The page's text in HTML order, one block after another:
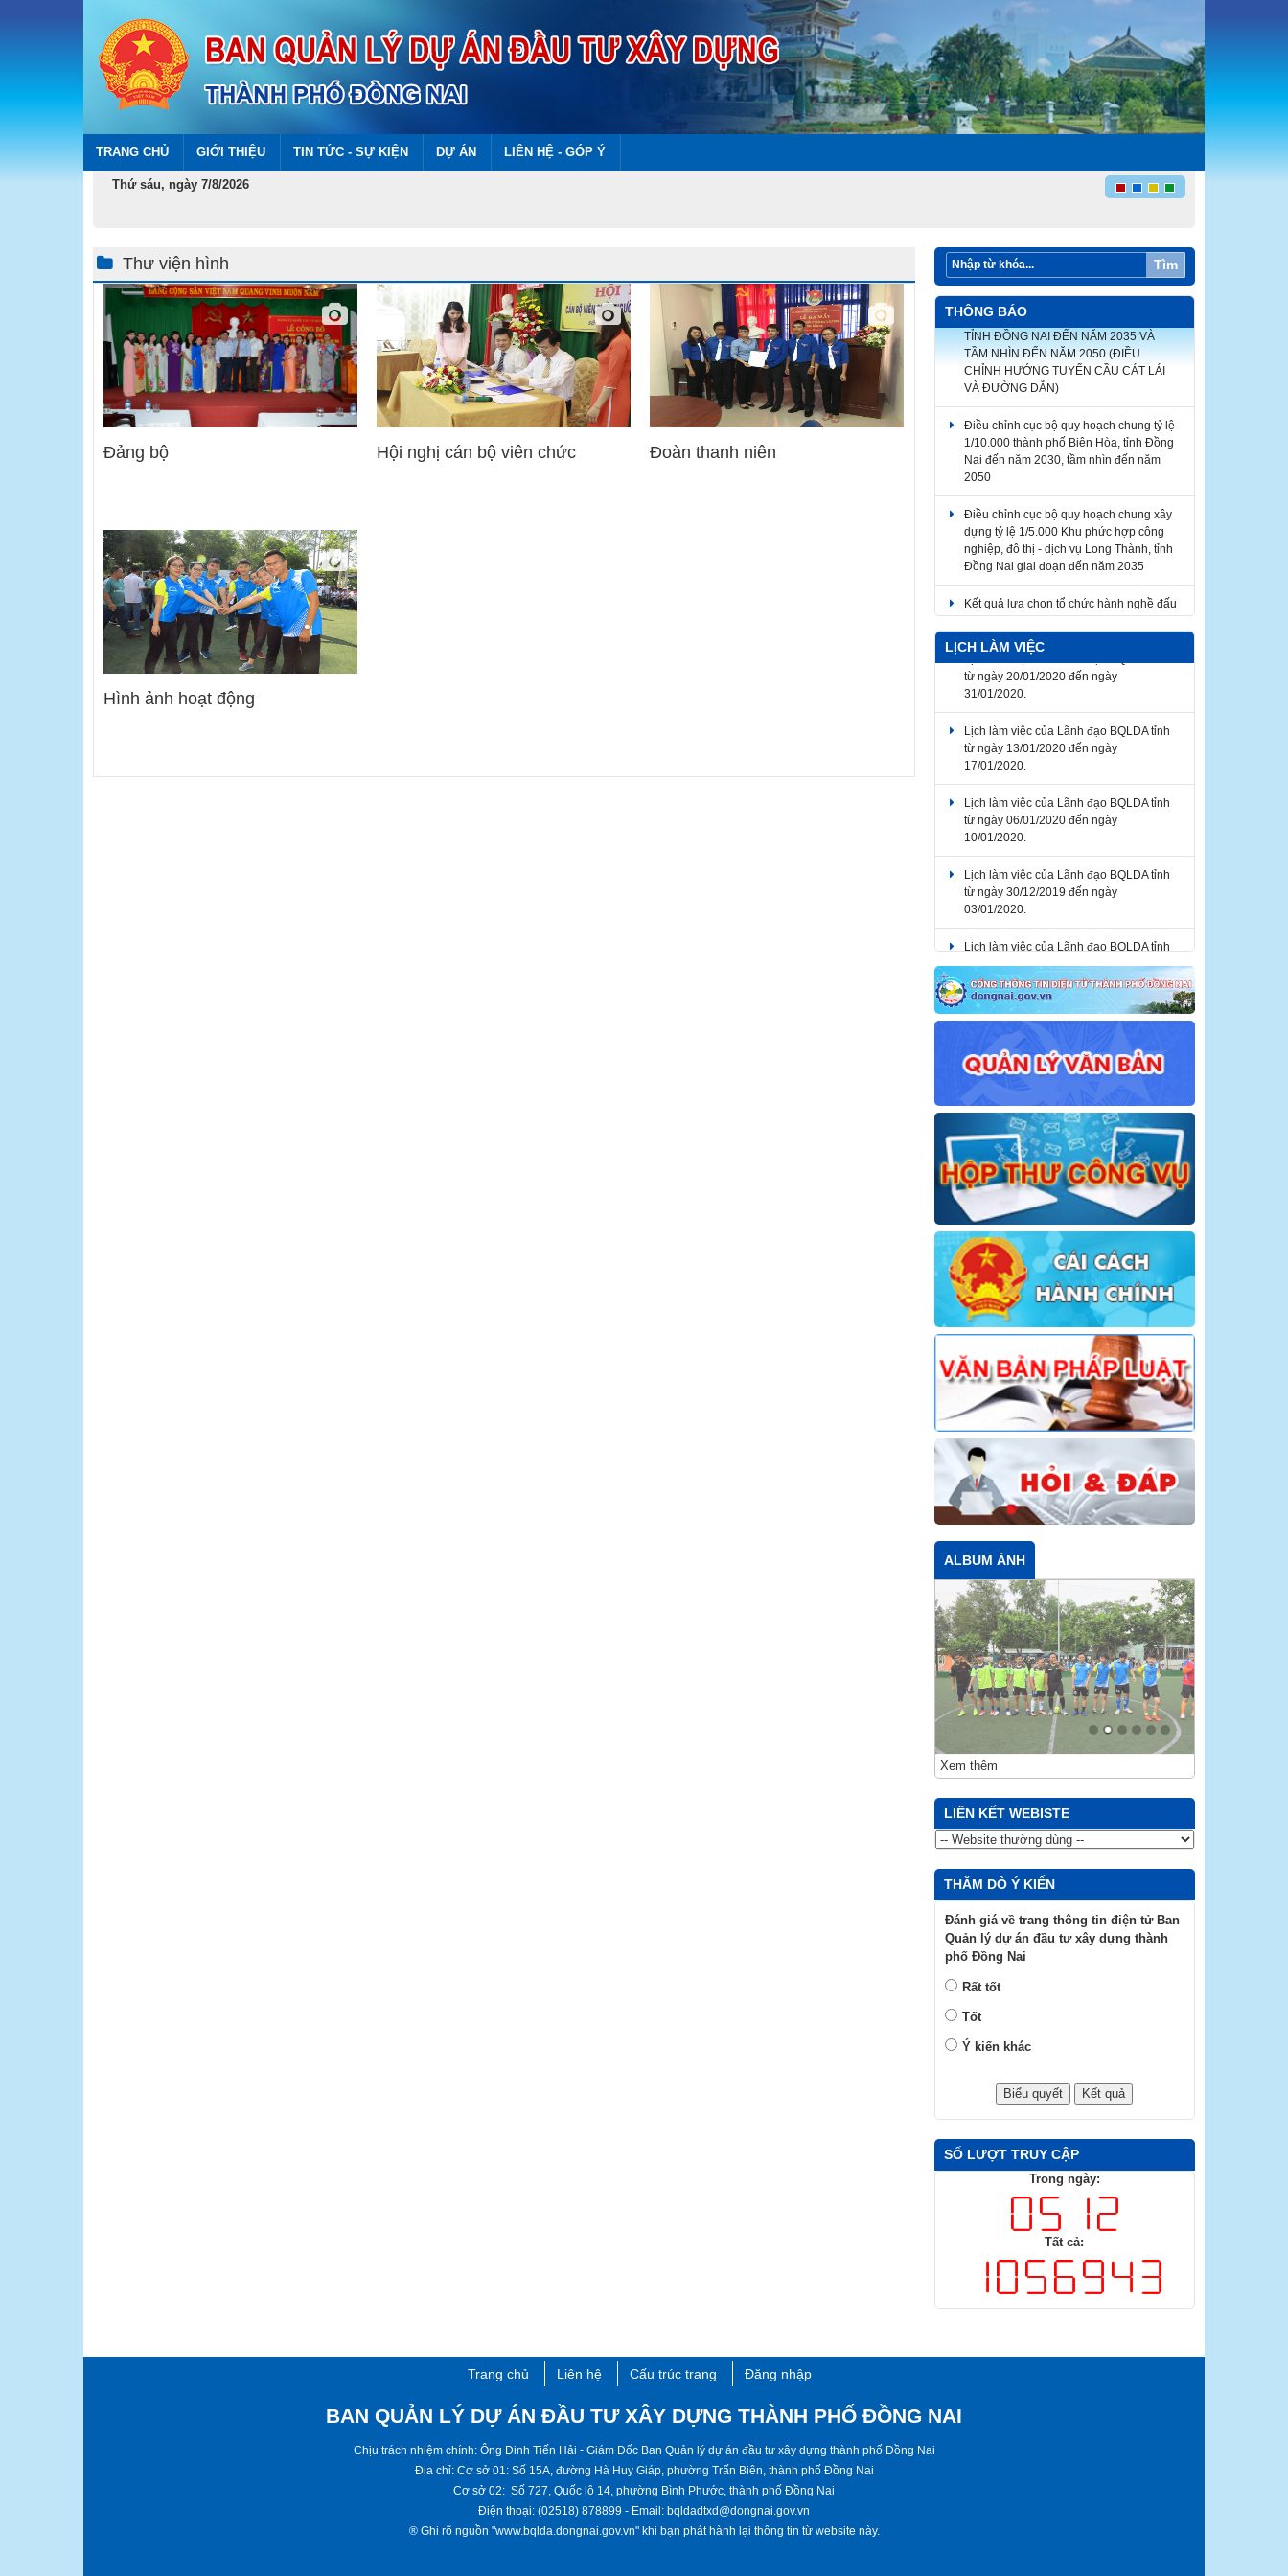
TRANG CHỦ GIỚI THIỆU TIN TỨC - SỰ KIỆN DỰ ÁN LIÊN HỆ - GÓP Ý
Thứ sáu, ngày 7/8/2026
Tìm
Thư viện hình
Đảng bộ Hội nghị cán bộ viên chức Đoàn thanh niên
Hình ảnh hoạt động
THÔNG BÁO
ĐIỀU CHỈNH CỤC BỘ QUY HOẠCH
CHUNG ĐÔ THỊ MỚI NHƠN TRẠCH,
TỈNH ĐỒNG NAI ĐẾN NĂM 2035 VÀ
TẦM NHÌN ĐẾN NĂM 2050 (ĐIỀU
CHỈNH HƯỚNG TUYẾN CẦU CÁT LÁI
VÀ ĐƯỜNG DẪN)
Điều chỉnh cục bộ quy hoạch chung tỷ lệ
1/10.000 thành phố Biên Hòa, tỉnh Đồng
Nai đến năm 2030, tầm nhìn đến năm
2050
Điều chỉnh cục bộ quy hoạch chung xây
dựng tỷ lệ 1/5.000 Khu phức hợp công
nghiệp, đô thị - dịch vụ Long Thành, tỉnh
Đồng Nai giai đoạn đến năm 2035
Kết quả lựa chọn tổ chức hành nghề đấu
giá tài sản​
LỊCH LÀM VIỆC
Lịch làm việc của Lãnh đạo BQLDA tỉnh
từ ngày 20/01/2020 đến ngày
31/01/2020.
Lịch làm việc của Lãnh đạo BQLDA tỉnh
từ ngày 13/01/2020 đến ngày
17/01/2020.
Lịch làm việc của Lãnh đạo BQLDA tỉnh
từ ngày 06/01/2020 đến ngày
10/01/2020.
Lịch làm việc của Lãnh đạo BQLDA tỉnh
từ ngày 30/12/2019 đến ngày
03/01/2020.
Lịch làm việc của Lãnh đạo BQLDA tỉnh
từ ngày 03/02/2020 đến ngày
ALBUM ẢNH
Xem thêm
LIÊN KẾT WEBISTE
THĂM DÒ Ý KIẾN
Đánh giá về trang thông tin điện tử Ban
Quản lý dự án đầu tư xây dựng thành
phố Đồng Nai
Rất tốt
Tốt
Ý kiến khác
SỐ LƯỢT TRUY CẬP
Trong ngày:
Tất cả:
Trang chủ Liên hệ Cấu trúc trang Đăng nhập
BAN QUẢN LÝ DỰ ÁN ĐẦU TƯ XÂY DỰNG THÀNH PHỐ ĐỒNG NAI
​​Chịu trách nhiệm chính: Ông Đinh Tiến Hải - ​Giám Đốc Ban Quản lý dự án đầu tư xây dựng thành phố Đồng Nai
Địa chỉ: Cơ sở 01: Số 15A, đường Hà Huy Giáp, phường Trấn Biên, thành phố ​​​Đồng Nai
Cơ sở 02: Số 727, Quốc lộ 14, phường Bình Phước, thành phố ​Đồng Nai
Điện thoại: (02518) 878899 - Email: bqldadtxd@dongnai.gov.vn
® ​Ghi rõ nguồn "www.bqlda.dongnai.gov.vn" khi bạn phát hành lại thông tin từ website này​​​.​